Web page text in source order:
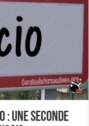
: Une seconde